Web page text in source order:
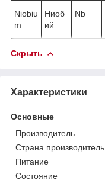
Niobiu
m
Ниоб
ий
Nb
Скрыть
Характеристики
Основные
Производитель
Страна производитель
Питание
Состояние